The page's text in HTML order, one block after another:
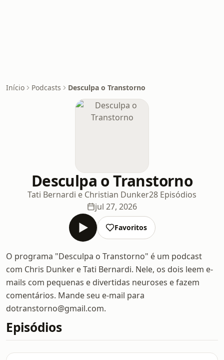
Início Podcasts Desculpa o Transtorno
Desculpa o Transtorno
Tati Bernardi e Christian Dunker28 Episódios
jul 27, 2026
Favoritos
O programa "Desculpa o Transtorno" é um podcast
com Chris Dunker e Tati Bernardi. Nele, os dois leem e-
mails com pequenas e divertidas neuroses e fazem
comentários. Mande seu e-mail para
dotranstorno@gmail.com.
Episódios